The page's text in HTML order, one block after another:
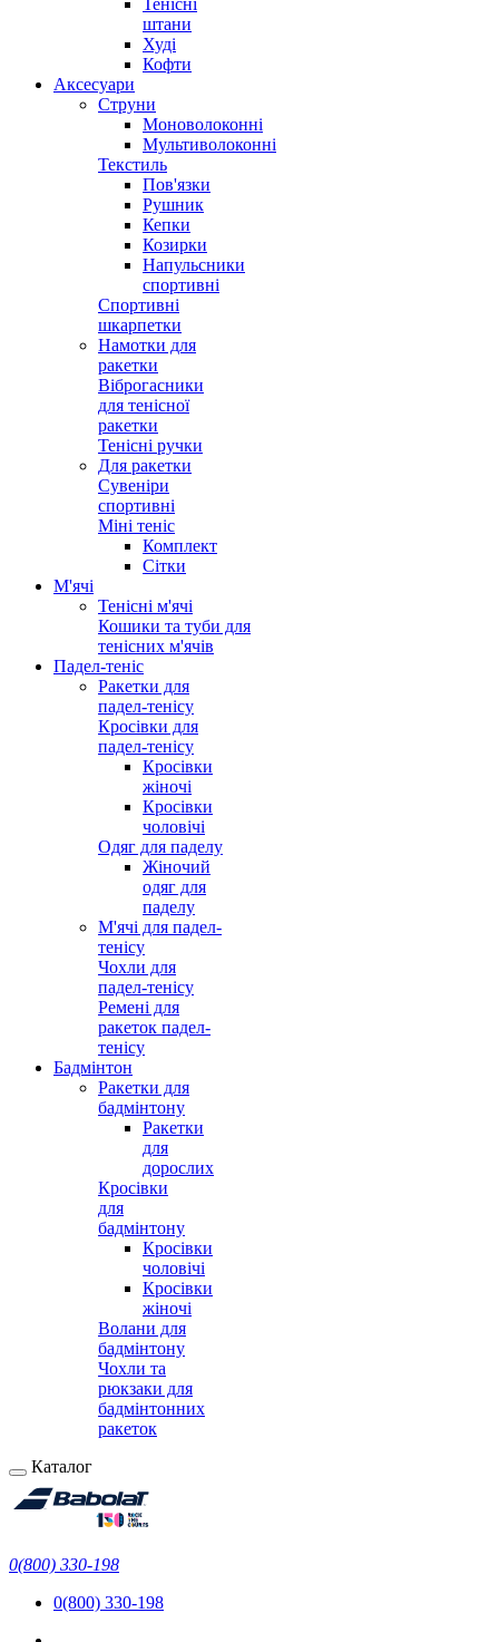
Тенісні
штани
Худі
Кофти
Аксесуари
Струни
Моноволоконні
Мультиволоконні
Текстиль
Пов'язки
Рушник
Кепки
Козирки
Напульсники
спортивні
Спортивні
шкарпетки
Намотки для
ракетки
Віброгасники
для тенісної
ракетки
Тенісні ручки
Для ракетки
Сувеніри
спортивні
Міні теніс
Комплект
Сітки
М'ячі
Тенісні м'ячі
Кошики та туби для
тенісних м'ячів
Падел-теніс
Ракетки для
падел-тенісу
Кросівки для
падел-тенісу
Кросівки
жіночі
Кросівки
чоловічі
Одяг для паделу
Жіночий
одяг для
паделу
М'ячі для падел-
тенісу
Чохли для
падел-тенісу
Ремені для
ракеток падел-
тенісу
Бадмінтон
Ракетки для
бадмінтону
Ракетки
для
дорослих
Кросівки
для
бадмінтону
Кросівки
чоловічі
Кросівки
жіночі
Волани для
бадмінтону
Чохли та
рюкзаки для
бадмінтонних
ракеток
Каталог
0(800) 330-198
0(800) 330-198